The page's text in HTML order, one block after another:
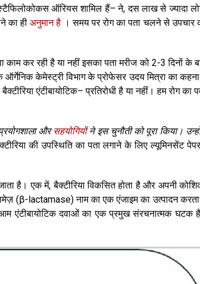
ऑरियस शामिल हैं– ने, दस लाख से ज्यादा
का हीअनुमान है । समय पर रोग का पता चलने से उपचार
कर रही है या नहीं इसका पता मरीज को 2-3 दिनों के
केमेस्ट्री विभाग के प्रोफेसर उदय मित्रा का
एंटीबायोटिक– प्रतिरोधी है या नहीं। हम रोग का
औरसहयोगियोंने इस चुनौती को पूरा किया।
की उपस्थिति का पता लगाने के लिए ल्यूमिनसेंट
है। एक में, बैक्टीरिया विकसित होता है और अपनी
(β-lactamase) नाम का एक एंजाइम का उत्पादन
एंटीबायोटिक दवाओं का एक प्रमुख संरचनात्मक घटक